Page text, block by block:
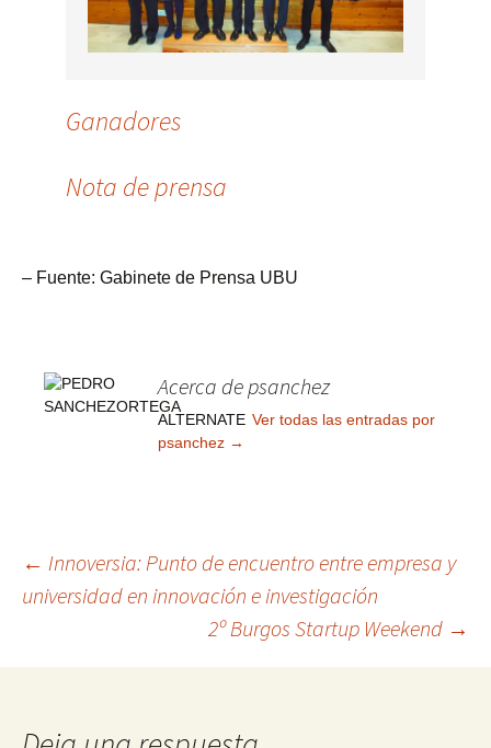
Ganadores
Nota de prensa
– Fuente: Gabinete de Prensa UBU
Acerca de psanchez
ALTERNATE Ver todas las entradas por
psanchez →
Navegación
← Innoversia: Punto de encuentro entre empresa y
universidad en innovación e investigación
2º Burgos Startup Weekend →